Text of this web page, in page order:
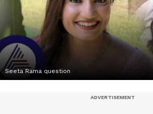
Seeta Rama question